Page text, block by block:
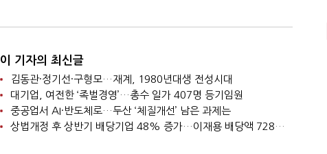
이 기자의 최신글
김동관·정기선·구형모…재계, 1980년대생 전성시대
대기업, 여전한 ‘족벌경영’…총수 일가 407명 등기임원
중공업서 AI·반도체로…두산 ‘체질개선’ 남은 과제는
상법개정 후 상반기 배당기업 48% 증가…이재용 배당액 728억 1위